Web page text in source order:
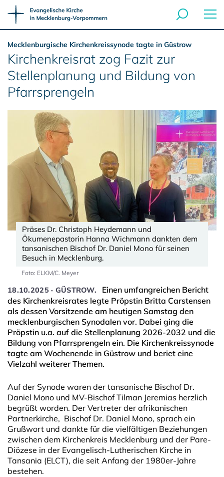
Mecklenburgische Kirchenkreissynode tagte in Güstrow
Kirchenkreisrat zog Fazit zur
Stellenplanung und Bildung von
Pfarrsprengeln
Präses Dr. Christoph Heydemann und
Ökumenepastorin Hanna Wichmann dankten dem
tansanischen Bischof Dr. Daniel Mono für seinen
Besuch in Mecklenburg.
Foto: ELKM/C. Meyer
18.10.2025 · GÜSTROW.
Einen umfangreichen Bericht
des Kirchenkreisrates legte Pröpstin Britta Carstensen
als dessen Vorsitzende am heutigen Samstag den
mecklenburgischen Synodalen vor. Dabei ging die
Pröpstin u.a. auf die Stellenplanung 2026-2032 und die
Bildung von Pfarrsprengeln ein. Die Kirchenkreissynode
tagte am Wochenende in Güstrow und beriet eine
Vielzahl weiterer Themen.
Auf der Synode waren der tansanische Bischof Dr.
Daniel Mono und MV-Bischof Tilman Jeremias herzlich
begrüßt worden. Der Vertreter der afrikanischen
Partnerkirche, Bischof Dr. Daniel Mono, sprach ein
Grußwort und dankte für die vielfältigen Beziehungen
zwischen dem Kirchenkreis Mecklenburg und der Pare-
Diözese in der Evangelisch-Lutherischen Kirche in
Tansania (ELCT), die seit Anfang der 1980er-Jahre
bestehen.